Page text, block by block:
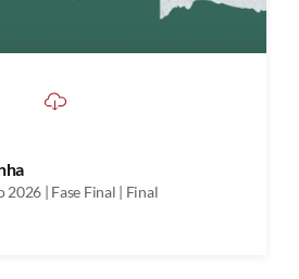
2026 | Fase Final | Final